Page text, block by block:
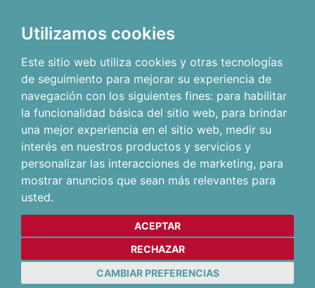
Utilizamos cookies
Este sitio web utiliza cookies y otras tecnologías
de seguimiento para mejorar su experiencia de
navegación con los siguientes fines: para habilitar
la funcionalidad básica del sitio web, para brindar
una mejor experiencia en el sitio web, medir su
interés en nuestros productos y servicios y
personalizar las interacciones de marketing, para
mostrar anuncios que sean más relevantes para
usted.
ACEPTAR
RECHAZAR
CAMBIAR PREFERENCIAS